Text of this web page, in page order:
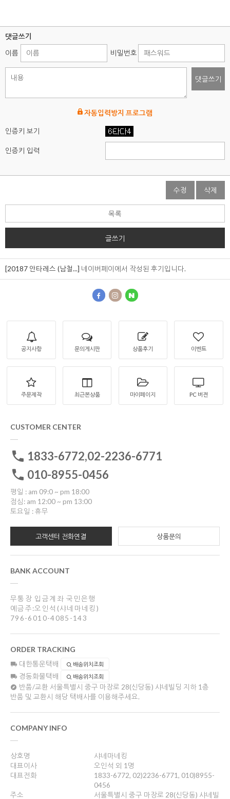
댓글쓰기
이름
비밀번호
댓글쓰기
자동입력방지 프로그램
인증키 보기
인증키 입력
수정 삭제
목록
글쓰기
[20187 안타레스 (남철...] 네이버페이에서 작성된 후기입니다.
공지사항 문의게시판 상품후기 이벤트
주문제작 최근본상품 마이페이지 PC 버젼
CUSTOMER CENTER
1833-6772,02-2236-6771
010-8955-0456
평일 : am 09:0 ~ pm 18:00
점심: am 12:00 ~ pm 13:00
토요일 : 휴무
고객센터 전화연결 상품문의
BANK ACCOUNT
무통장 입금계좌 국민은행
예금주:오인석(샤네마네킹)
796-6010-4085-143
ORDER TRACKING
대한통운택배 배송위치조회
경동화물택배 배송위치조회
반품/교환 서울특별시 중구 마장로 28(신당동) 샤네빌딩 지하 1층
반품 및 교환시 해당 택배사를 이용해주세요.
COMPANY INFO
상호명
샤네마네킹
대표이사
오인석 외 1명
대표전화
1833-6772, 02)2236-6771, 010)8955-
0456
주소
서울특별시 중구 마장로 28(신당동) 샤네빌